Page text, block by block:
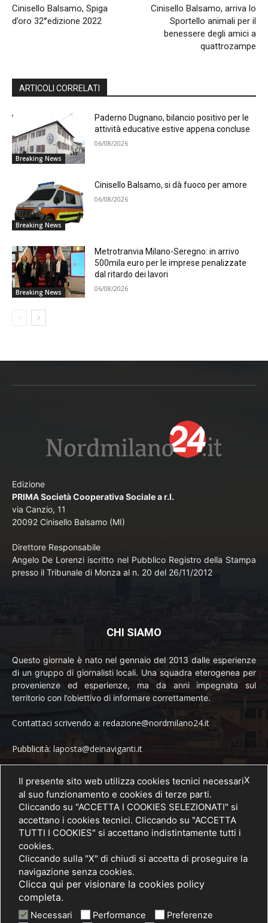
Cinisello Balsamo, Spiga
d’oro 32°edizione 2022
Cinisello Balsamo, arriva lo
Sportello animali per il
benessere degli amici a
quattrozampe
ARTICOLI CORRELATI
Breaking News
Paderno Dugnano, bilancio positivo per le
attività educative estive appena concluse
06/08/2026
Breaking News
Cinisello Balsamo, si dà fuoco per amore
06/08/2026
Breaking News
Metrotranvia Milano-Seregno: in arrivo
500mila euro per le imprese penalizzate
dal ritardo dei lavori
06/08/2026
Edizione
PRIMA Società Cooperativa Sociale a r.l.
via Canzio, 11
20092 Cinisello Balsamo (MI)
Direttore Responsabile
Angelo De Lorenzi iscritto nel Pubblico Registro della Stampa
presso il Tribunale di Monza al n. 20 del 26/11/2012
CHI SIAMO
Questo giornale è nato nel gennaio del 2013 dalle esperienze
di un gruppo di giornalisti locali. Una squadra eterogenea per
provenienze ed esperienze, ma da anni impegnata sul
territorio con l’obiettivo di informare correttamente.
Contattaci scrivendo a: redazione@nordmilano24.it
Pubblicità: laposta@deinaviganti.it
Tel. 389 1492573
SEGUICI
X
Il presente sito web utilizza cookies tecnici necessari
al suo funzionamento e cookies di terze parti.
Cliccando su "ACCETTA I COOKIES SELEZIONATI" si
accettano i cookies tecnici. Cliccando su "ACCETTA
TUTTI I COOKIES" si accettano indistintamente tutti i
cookies.
Cliccando sulla "X" di chiudi si accetta di proseguire la
navigazione senza cookies.
Clicca qui per visionare la cookies policy
completa.
Necessari Performance
Preferenze